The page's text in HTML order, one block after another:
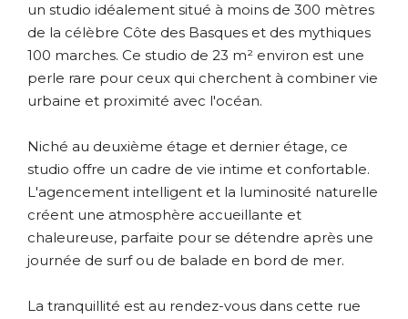
un studio idéalement situé à moins de 300 mètres
de la célèbre Côte des Basques et des mythiques
100 marches. Ce studio de 23 m² environ est une
perle rare pour ceux qui cherchent à combiner vie
urbaine et proximité avec l'océan.
Niché au deuxième étage et dernier étage, ce
studio offre un cadre de vie intime et confortable.
L'agencement intelligent et la luminosité naturelle
créent une atmosphère accueillante et
chaleureuse, parfaite pour se détendre après une
journée de surf ou de balade en bord de mer.
La tranquillité est au rendez-vous dans cette rue